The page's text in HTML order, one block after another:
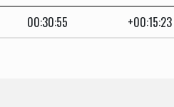
00:30:55 +00:15:23